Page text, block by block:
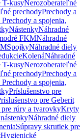
T-kusyNerozoberateľné
prechodyPrechody a
a spojenia,
NástenkyNáhradné
FKMNáhradné
SpojkyNáhradné diely
KolenáNáhradné
T-kusyNerozoberateľné
prechodyPrechody a
a spojenia,
Príslušenstvo pre
pre Geberit
rúry a tvarovkyKryty
Náhradné diely
Súpravy skrutiek pre
Hygienické